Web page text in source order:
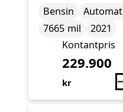
Drivmedel
Bensin
Drivmedel Automat
Miltal
7665 mil
årsmodell
2021
Kontantpris
229.900
kr